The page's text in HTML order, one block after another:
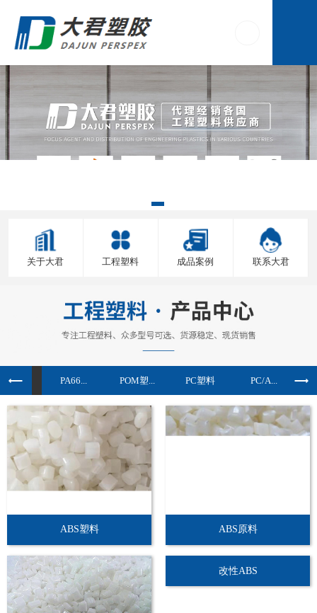
关于大君 工程塑料 成品案例 联系大君
塑... PA66... POM塑... PC塑料 PC/A...
ABS塑料 ABS原料
改性ABS